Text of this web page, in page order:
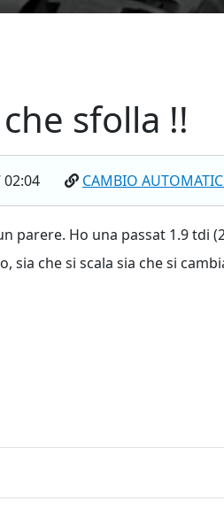
sfolla !!
CAMBIO
parere. Ho una passat 1.9
sia che si scala sia che si